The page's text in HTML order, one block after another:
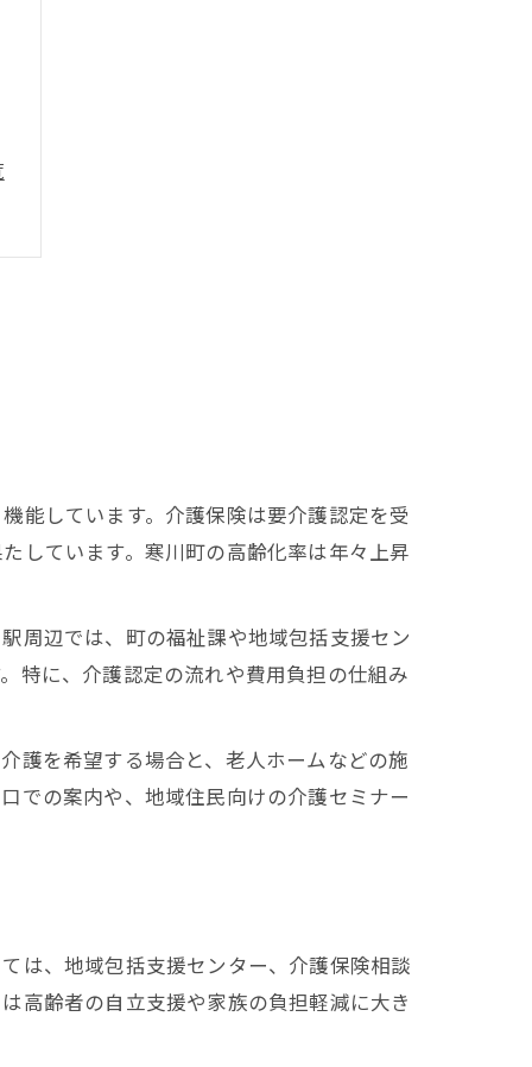
能しています。介護保険は要介護認定を受
しています。寒川町の高齢化率は年々上昇
周辺では、町の福祉課や地域包括支援セン
特に、介護認定の流れや費用負担の仕組み
護を希望する場合と、老人ホームなどの施
での案内や、地域住民向けの介護セミナー
は、地域包括支援センター、介護保険相談
高齢者の自立支援や家族の負担軽減に大き